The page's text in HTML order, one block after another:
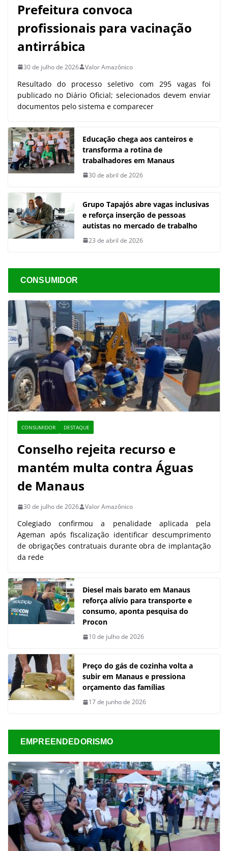
Prefeitura convoca
profissionais para vacinação
antirrábica
30 de julho de 2026 Valor Amazônico
Resultado do processo seletivo com 295 vagas foi
publicado no Diário Oficial; selecionados devem enviar
documentos pelo sistema e comparecer
Educação chega aos canteiros e
transforma a rotina de
trabalhadores em Manaus
30 de abril de 2026
Grupo Tapajós abre vagas inclusivas
e reforça inserção de pessoas
autistas no mercado de trabalho
23 de abril de 2026
CONSUMIDOR
CONSUMIDOR DESTAQUE
Conselho rejeita recurso e
mantém multa contra Águas
de Manaus
30 de julho de 2026 Valor Amazônico
Colegiado confirmou a penalidade aplicada pela
Ageman após fiscalização identificar descumprimento
de obrigações contratuais durante obra de implantação
da rede
Diesel mais barato em Manaus
reforça alívio para transporte e
consumo, aponta pesquisa do
Procon
10 de julho de 2026
Preço do gás de cozinha volta a
subir em Manaus e pressiona
orçamento das famílias
17 de junho de 2026
EMPREENDEDORISMO